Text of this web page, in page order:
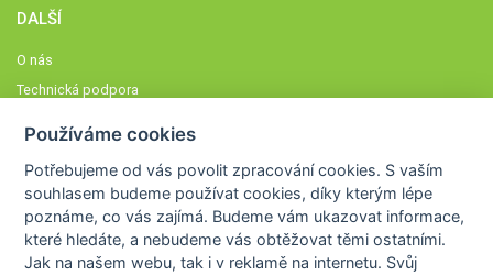
DALŠÍ
O nás
Technická podpora
Členové STOBklubu
Zásady nakládání s osobními údaji
Otestujte se
Spočítejte si
Používáme cookies
Potřebujeme od vás povolit zpracování cookies. S vaším
souhlasem budeme používat cookies, díky kterým lépe
poznáme,co vás zajímá. Budeme vám ukazovat informace,
které hledáte, a nebudeme vás obtěžovat těmi ostatními.
Jak na našem webu, tak i v reklamě na internetu. Svůj